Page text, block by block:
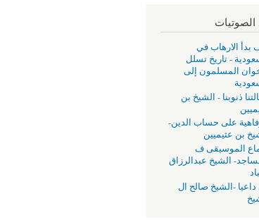
الصوتيات
بدأ الارهاب في
- تاريخ تسلل
المسلمون إلى
ذنوبنا - الشيخ بن
على حساب الدين-
بن عثيميين
الموسيقى ف
الشيخ عبدالرزاق
-الشيخ صالح ال